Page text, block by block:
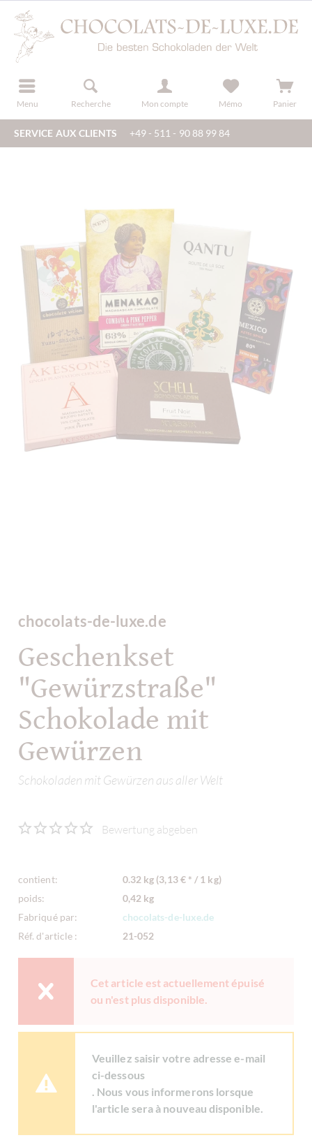
Menu Recherche Mon compte
s'inscrire Mémo Panier
SERVICE AUX CLIENTS +49 - 511 - 90 88 99 84
chocolats-de-luxe.de
Geschenkset
"Gewürzstraße"
Schokolade mit
Gewürzen
Schokoladen mit Gewürzen aus aller Welt
Bewertung abgeben
contient:
0.32 kg (3,13 € * / 1 kg)
poids:
0,42 kg
Fabriqué par:
chocolats-de-luxe.de
Réf. d'article :
21-052
Cet article est actuellement épuisé
ou n'est plus disponible.
Veuillez saisir votre adresse e-mail
ci-dessous
. Nous vous informerons lorsque
l'article sera à nouveau disponible.